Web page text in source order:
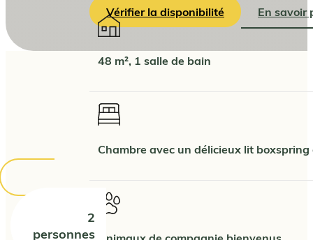
Vérifier la disponibilité En savoir
2
personnes
48 m², 1 salle de bain
Chambre avec un délicieux lit